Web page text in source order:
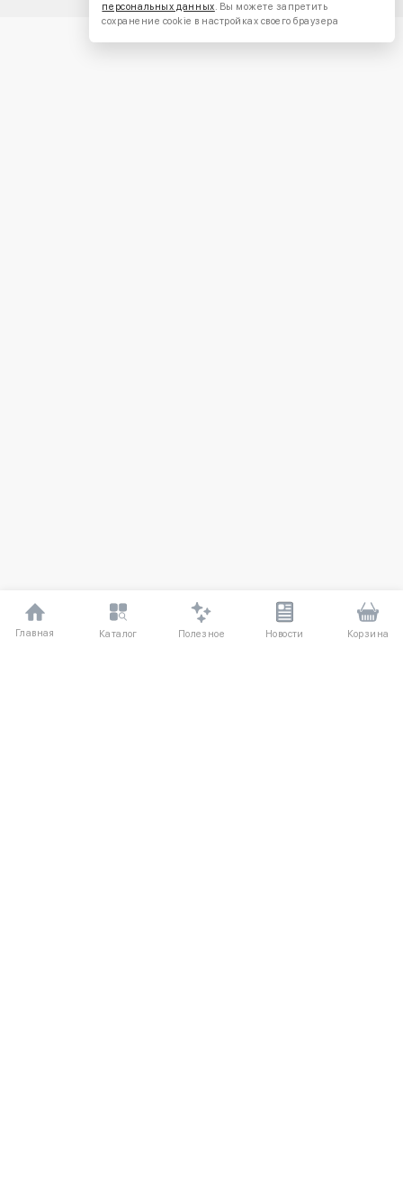
Главная Каталог Полезное Новости Корзина
персональных данных. Вы можете запретить
сохранение cookie в настройках своего браузера